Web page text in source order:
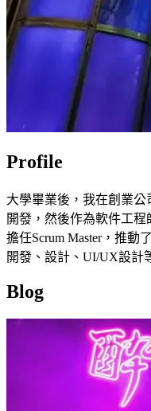
Profile
大學畢業後， 我在創業公
開發， 然後作為軟件工程
擔任Scrum Master， 推動了
開發、 設計、 UI/UX設計
Blog